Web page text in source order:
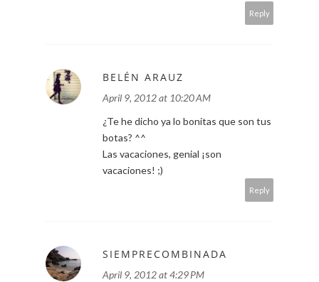
Reply
BELÉN ARAUZ
April 9, 2012 at 10:20 AM
¿Te he dicho ya lo bonitas que son tus
botas? ^^
Las vacaciones, genial ¡son
vacaciones! ;)
Reply
SIEMPRECOMBINADA
April 9, 2012 at 4:29 PM